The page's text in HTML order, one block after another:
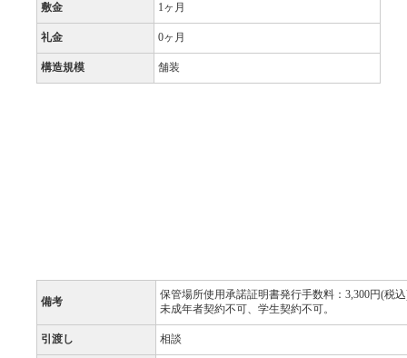
敷金 1ヶ月
礼金 0ヶ月
構造規模 舗装
備考
保管場所使用承諾証明書発行手数料：3,300円(税
未成年者契約不可、学生契約不可。
引渡し 相談